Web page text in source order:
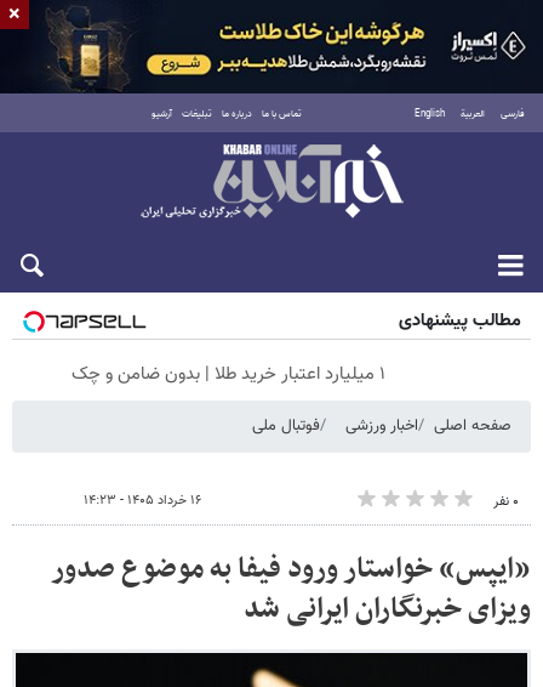
فارسی العربية English تماس با ما درباره ما تبلیغات آرشیو
جمعه ۱۶ مرداد ۱۴۰۵
مطالب پیشنهادی
۱ میلیارد اعتبار خرید طلا | بدون ضامن و چک
صفحه اصلی اخبار ورزشی فوتبال ملی
۰ نفر ۱۶ خرداد ۱۴۰۵ - ۱۴:۲۳
«ایپس» خواستار ورود فیفا به موضوع صدور
ویزای خبرنگاران ایرانی شد
×